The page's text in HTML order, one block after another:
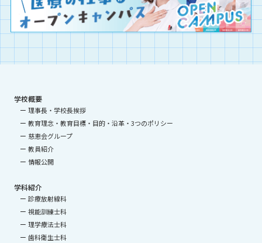
学校概要
理事長・学校長挨拶
教育理念・教育目標・目的・沿革・3つのポリシー
慈恵会グループ
教員紹介
情報公開
学科紹介
診療放射線科
視能訓練士科
理学療法士科
歯科衛生士科